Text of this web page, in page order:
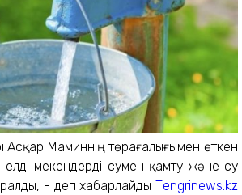
Асқар Маминнің төрағалығымен өткен
мекендерді сумен қамту және су
- деп хабарлайды Тengrinews.kz